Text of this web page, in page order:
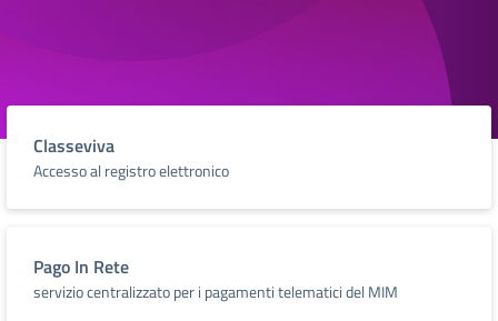
Classeviva
Accesso al registro elettronico
Pago In Rete
servizio centralizzato per i pagamenti telematici del MIM